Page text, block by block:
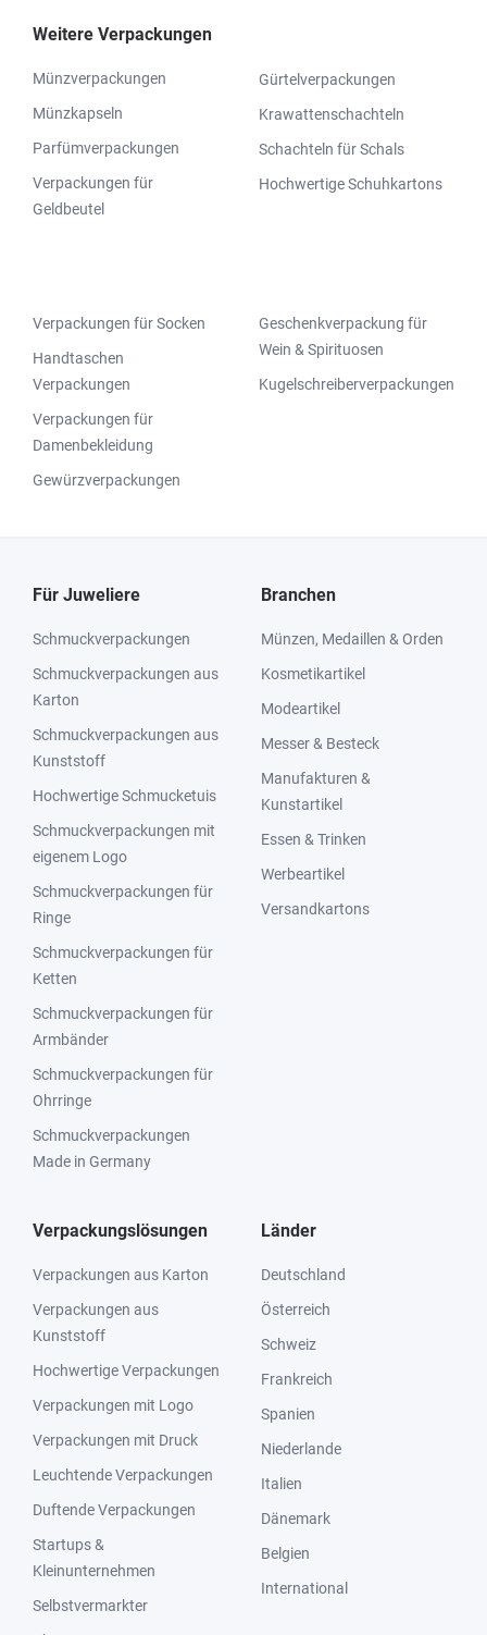
Weitere Verpackungen
Münzverpackungen
Münzkapseln
Parfümverpackungen
Verpackungen für
Geldbeutel
Gürtelverpackungen
Krawattenschachteln
Schachteln für Schals
Hochwertige Schuhkartons
Verpackungen für Socken
Handtaschen
Verpackungen
Verpackungen für
Damenbekleidung
Gewürzverpackungen
Geschenkverpackung für
Wein & Spirituosen
Kugelschreiberverpackungen
Für Juweliere
Schmuckverpackungen
Schmuckverpackungen aus
Karton
Schmuckverpackungen aus
Kunststoff
Hochwertige Schmucketuis
Schmuckverpackungen mit
eigenem Logo
Schmuckverpackungen für
Ringe
Schmuckverpackungen für
Ketten
Schmuckverpackungen für
Armbänder
Schmuckverpackungen für
Ohrringe
Schmuckverpackungen
Made in Germany
Branchen
Münzen, Medaillen & Orden
Kosmetikartikel
Modeartikel
Messer & Besteck
Manufakturen &
Kunstartikel
Essen & Trinken
Werbeartikel
Versandkartons
Verpackungslösungen
Verpackungen aus Karton
Verpackungen aus
Kunststoff
Hochwertige Verpackungen
Verpackungen mit Logo
Verpackungen mit Druck
Leuchtende Verpackungen
Duftende Verpackungen
Startups &
Kleinunternehmen
Selbstvermarkter
Länder
Deutschland
Österreich
Schweiz
Frankreich
Spanien
Niederlande
Italien
Dänemark
Belgien
International